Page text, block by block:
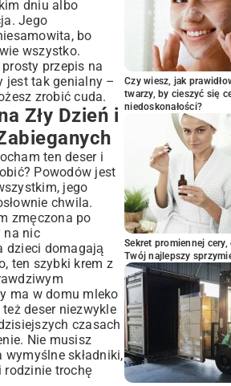
Grudek (i Inne
Odpowiedzi
dniu albo
Jego
bo
wszystko.
przepis na
jest tak genialny –
zrobić cuda.
Zły Dzień i
ten deser i
Powodów jest
jego
chwila.
zmęczona po
na nic
dzieci domagają
ten szybki krem z
ma w domu mleko
deser niezwykle
czasach
Nie musisz
składniki,
rodzinie trochę
Czy wiesz, jak
twarzy, by cieszyć się
niedoskonałości?
Sekret promiennej
Twój najlepszy